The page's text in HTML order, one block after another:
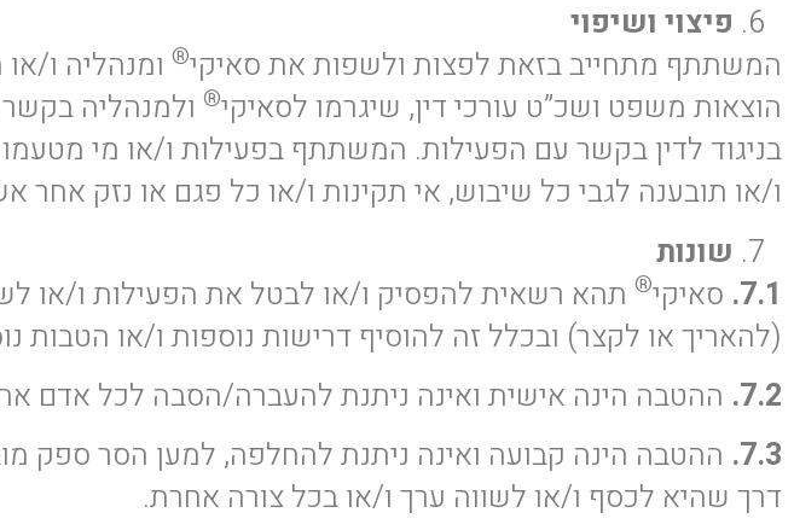
פיצוי ושיפוי
המשתתף מתחייב בזאת לפצות ולשפות את סאיקי® ומנהליה ו/
הוצאות משפט ושכ”ט עורכי דין, שיגרמו לסאיקי® ולמנהליה
בניגוד לדין בקשר עם הפעילות. המשתתף בפעילות ו/או מי
ו/או תובענה לגבי כל שיבוש, אי תקינות ו/או כל פגם או נזק
שונות
7.1. סאיקי® תהא רשאית להפסיק ו/או לבטל את הפעילות ו/או
(להאריך או לקצר) ובכלל זה להוסיף דרישות נוספות ו/או
7.2. ההטבה הינה אישית ואינה ניתנת להעברה/הסבה לכל אדם
7.3. ההטבה הינה קבועה ואינה ניתנת להחלפה, למען הסר ספק
דרך שהיא לכסף ו/או לשווה ערך ו/או בכל צורה אחרת.